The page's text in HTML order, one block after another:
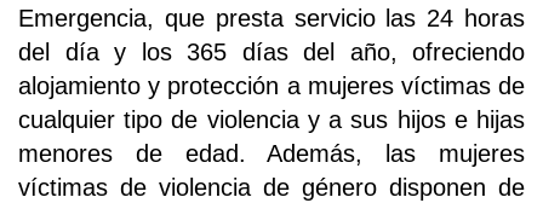
Emergencia, que presta servicio las 24 horas
del día y los 365 días del año, ofreciendo
alojamiento y protección a mujeres víctimas de
cualquier tipo de violencia y a sus hijos e hijas
menores de edad. Además, las mujeres
víctimas de violencia de género disponen de